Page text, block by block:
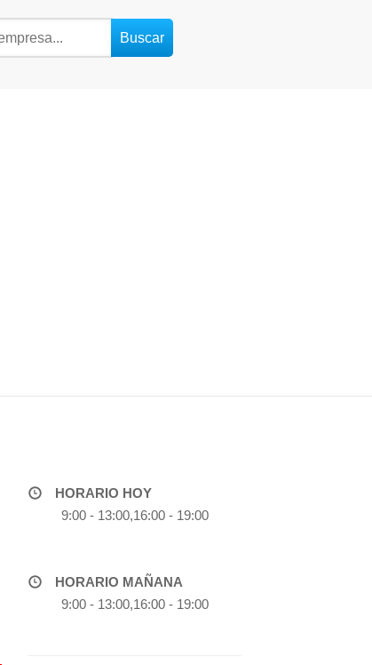
HORARIO HOY
9:00 - 13:00,16:00 - 19:00
HORARIO MAÑANA
9:00 - 13:00,16:00 - 19:00